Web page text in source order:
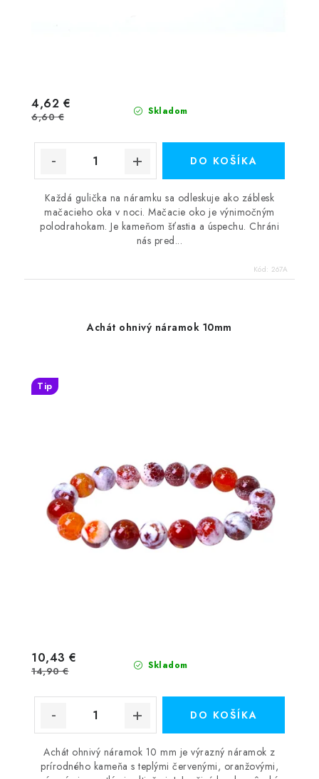
Skladom
4,62 €
6,60 €
DO KOŠÍKA
Každá gulička na náramku sa odleskuje ako záblesk
mačacieho oka v noci. Mačacie oko je výnimočným
polodrahokam. Je kameňom šťastia a úspechu. Chráni
nás pred...
Kód: 267A
Achát ohnivý náramok 10mm
Tip
Skladom
10,43 €
14,90 €
DO KOŠÍKA
Achát ohnivý náramok 10 mm je výrazný náramok z
prírodného kameňa s teplými červenými, oranžovými,